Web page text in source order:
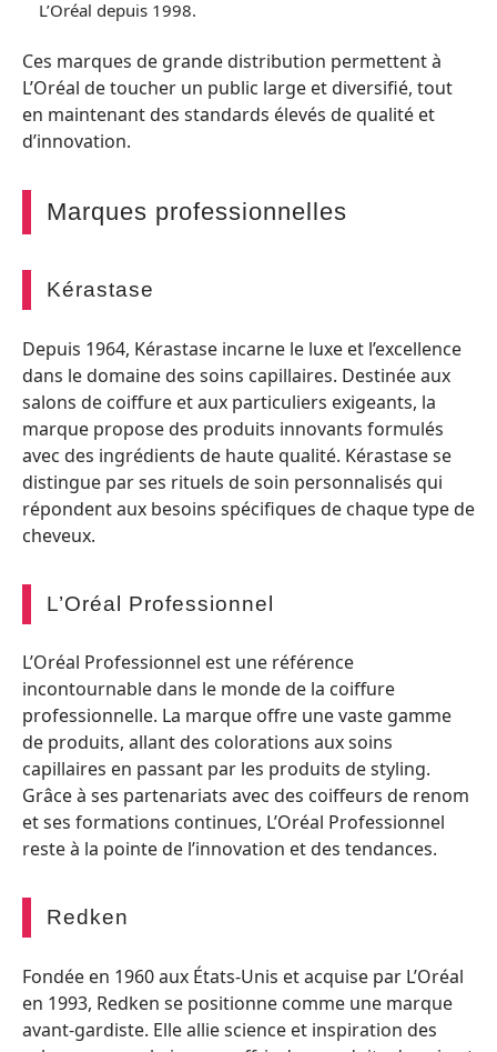
L’Oréal depuis 1998.
Ces marques de grande distribution permettent à
L’Oréal de toucher un public large et diversifié, tout
en maintenant des standards élevés de qualité et
d’innovation.
Marques professionnelles
Kérastase
Depuis 1964, Kérastase incarne le luxe et l’excellence
dans le domaine des soins capillaires. Destinée aux
salons de coiffure et aux particuliers exigeants, la
marque propose des produits innovants formulés
avec des ingrédients de haute qualité. Kérastase se
distingue par ses rituels de soin personnalisés qui
répondent aux besoins spécifiques de chaque type de
cheveux.
L’Oréal Professionnel
L’Oréal Professionnel est une référence
incontournable dans le monde de la coiffure
professionnelle. La marque offre une vaste gamme
de produits, allant des colorations aux soins
capillaires en passant par les produits de styling.
Grâce à ses partenariats avec des coiffeurs de renom
et ses formations continues, L’Oréal Professionnel
reste à la pointe de l’innovation et des tendances.
Redken
Fondée en 1960 aux États-Unis et acquise par L’Oréal
en 1993, Redken se positionne comme une marque
avant-gardiste. Elle allie science et inspiration des